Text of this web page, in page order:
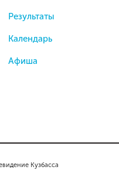
Кузбасса
Результаты
Календарь
Афиша